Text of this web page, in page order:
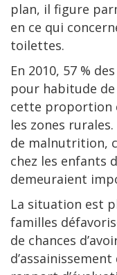
plan, il figure
en ce qui
toilettes.
En 2010, 57 %
pour habitude
cette proportion
les zones
de malnutrition,
chez les enfants
demeuraient
La situation est
familles
de chances